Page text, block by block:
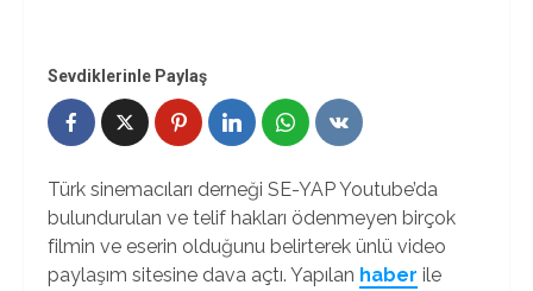
Sevdiklerinle Paylaş
Türk sinemacıları derneği SE-YAP Youtube’da
bulundurulan ve telif hakları ödenmeyen birçok
filmin ve eserin olduğunu belirterek ünlü video
paylaşım sitesine dava açtı. Yapılan haber ile